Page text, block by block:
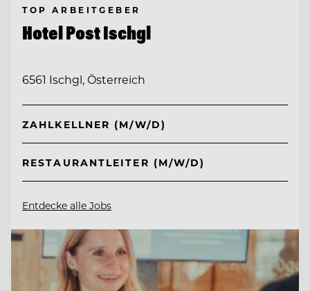
TOP ARBEITGEBER
Hotel Post Ischgl
6561 Ischgl, Österreich
ZAHLKELLNER (M/W/D)
RESTAURANTLEITER (M/W/D)
Entdecke alle Jobs